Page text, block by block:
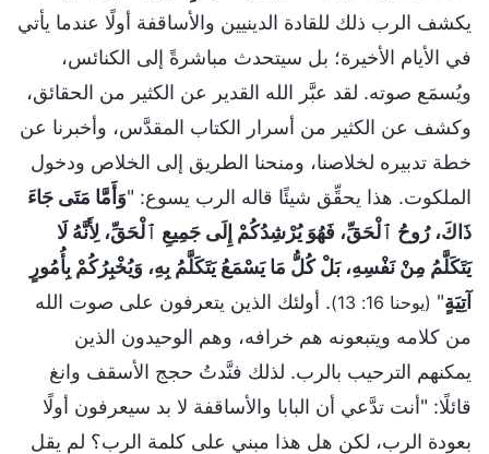
يكشف الرب ذلك للقادة الدينيين والأساقفة أولًا عندما يأتي
في الأيام الأخيرة؛ بل سيتحدث مباشرةً إلى الكنائس،
ويُسمَع صوته. لقد عبَّر الله القدير عن الكثير من الحقائق،
وكشف عن الكثير من أسرار الكتاب المقدَّس، وأخبرنا عن
خطة تدبيره لخلاصنا، ومنحنا الطريق إلى الخلاص ودخول
الملكوت. هذا يحقِّق شيئًا قاله الرب يسوع: "وَأَمَّا مَتَى جَاءَ
ذَاكَ، رُوحُ ٱلْحَقِّ، فَهُوَ يُرْشِدُكُمْ إِلَى جَمِيعِ ٱلْحَقِّ، لِأَنَّهُ لَا
يَتَكَلَّمُ مِنْ نَفْسِهِ، بَلْ كُلُّ مَا يَسْمَعُ يَتَكَلَّمُ بِهِ، وَيُخْبِرُكُمْ بِأُمُورٍ
آتِيَةٍ" (يوحنا 16: 13)
. أولئك الذين يتعرفون على صوت الله
من كلامه ويتبعونه هم خرافه، وهم الوحيدون الذين
يمكنهم الترحيب بالرب. لذلك فنَّدتُ حجج الأسقف وانغ
قائلًا: "أنت تدَّعي أن البابا والأساقفة لا بد سيعرفون أولًا
بعودة الرب، لكن هل هذا مبني على كلمة الرب؟ لم يقل